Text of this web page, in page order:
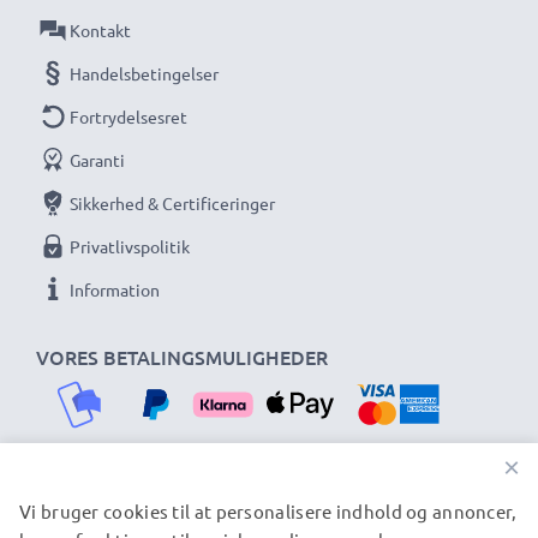
VORES BETALINGSMULIGHEDER
Kontakt
Handelsbetingelser
Fortrydelsesret
Garanti
Sikkerhed & Certificeringer
Privatlivspolitik
Information
VORES FORSENDELSESPARTNERE
×
Vi bruger cookies til at personalisere indhold og annoncer,